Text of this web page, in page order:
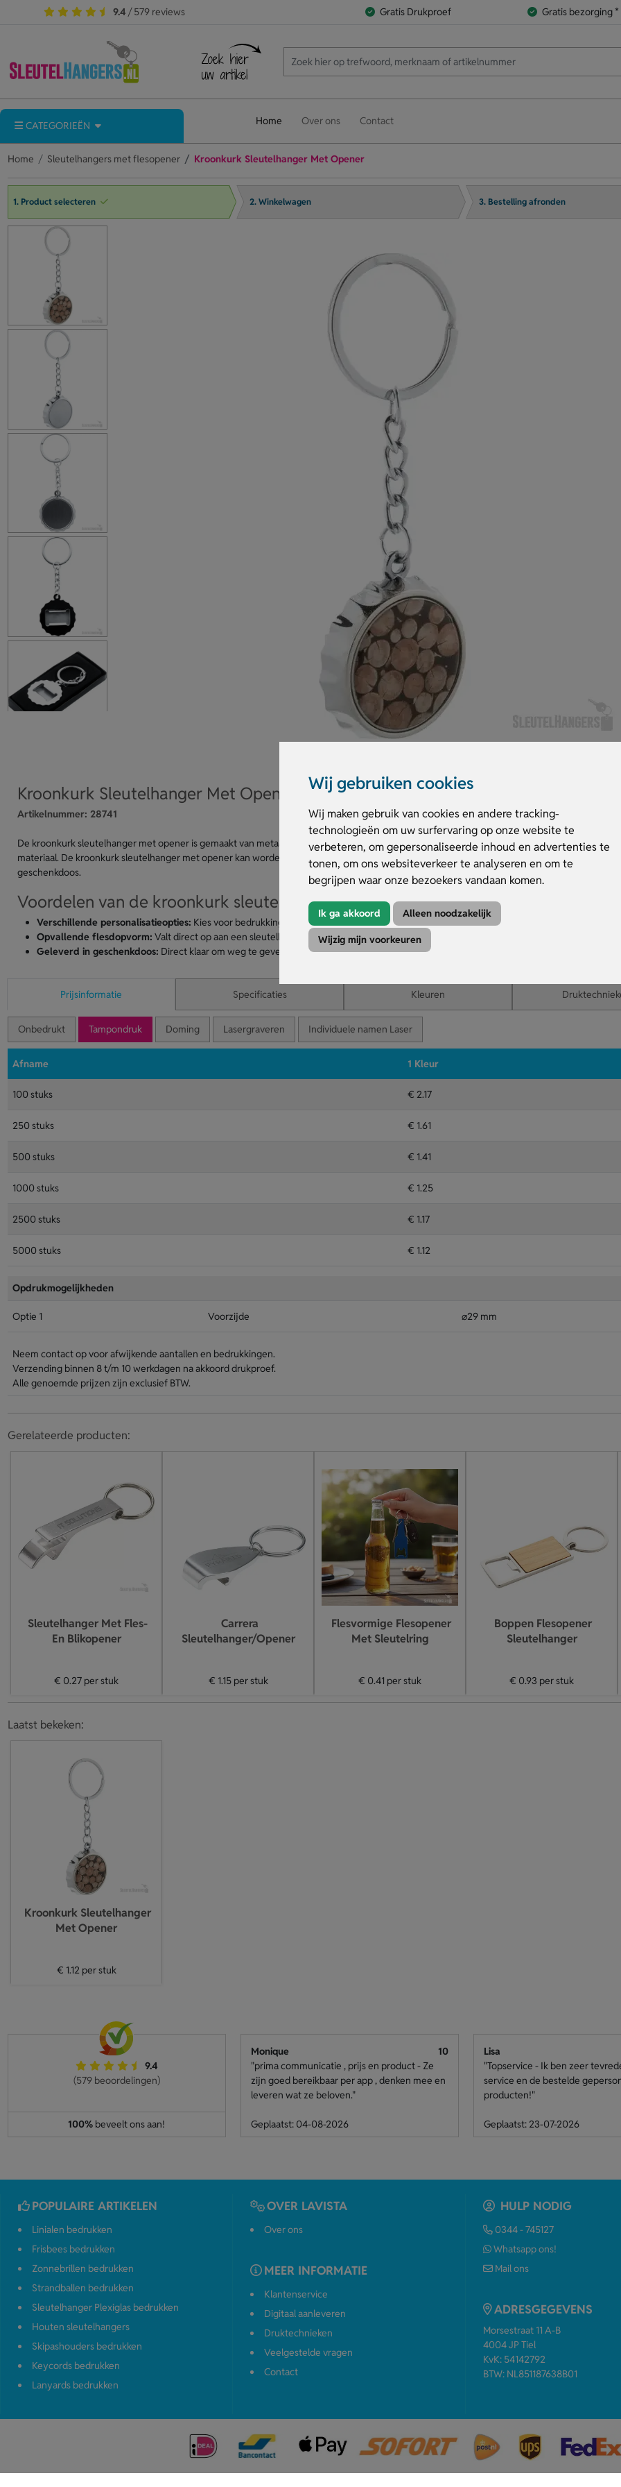
Wij gebruiken cookies
Wij maken gebruik van cookies en andere tracking-
technologieën om uw surfervaring op onze website te
verbeteren, om gepersonaliseerde inhoud en advertenties te
tonen, om ons websiteverkeer te analyseren en om te
begrijpen waar onze bezoekers vandaan komen.
Ik ga akkoord Alleen noodzakelijk
Wijzig mijn voorkeuren
9.4 / 579 reviews Gratis Drukproef Gratis bezorging *
CATEGORIEËN Home Over ons Contact
Home Sleutelhangers met flesopener Kroonkurk Sleutelhanger Met Opener
1. Product selecteren 2. Winkelwagen 3. Bestelling afronden
Kroonkurk Sleutelhanger Met Opener
Artikelnummer: 28741
De kroonkurk sleutelhanger met opener is gemaakt van metaal. De flesdop bevat een geïntegreerde flesopener. Hij is uitgevoerd in
materiaal. De kroonkurk sleutelhanger met opener kan worden bedrukt, gegraveerd of voorzien van doming. Wordt geleverd in een zwarte
geschenkdoos.
Voordelen van de kroonkurk sleutelhanger met opener
Verschillende personalisatieopties: Kies voor bedrukking, gravure of doming met jouw ontwerp.
Opvallende flesdopvorm: Valt direct op aan een sleutelbos of bij een give-away.
Geleverd in geschenkdoos: Direct klaar om weg te geven aan klanten of relaties.
Prijsinformatie Specificaties Kleuren
Onbedrukt Tampondruk Doming Lasergraveren Individuele namen Laser
Afname 1 Kleur
100 stuks € 2.17
250 stuks € 1.61
500 stuks € 1.41
1000 stuks € 1.25
2500 stuks € 1.17
5000 stuks € 1.12
Opdrukmogelijkheden
Optie 1 Voorzijde ⌀29 mm
Neem contact op voor afwijkende aantallen en bedrukkingen.
Verzending binnen 8 t/m 10 werkdagen na akkoord drukproef.
Alle genoemde prijzen zijn exclusief BTW.
Gerelateerde producten:
Sleutelhanger Met Fles-
En Blikopener
€ 0.27 per stuk
Carrera
Sleutelhanger/Opener
€ 1.15per stuk
Flesvormige Flesopener
Met Sleutelring
€ 0.41 per stuk
Boppen Flesopener
Sleutelhanger
€ 0.93 per stuk
Laatst bekeken:
Kroonkurk Sleutelhanger
Met Opener
€ 1.12per stuk
9.4
(579 beoordelingen)
100% beveelt ons aan!
Monique
10
"prima communicatie , prijs en product - Ze
zijn goed bereikbaar per app , denken mee en
leveren wat ze beloven."
Geplaatst: 04-08-2026
Lisa
"Topservice - Ik ben zeer
service en de bestelde
producten!"
Geplaatst: 23-07-2026
POPULAIRE ARTIKELEN
Linialen bedrukken
Frisbees bedrukken
Zonnebrillen bedrukken
Strandballen bedrukken
Sleutelhanger Plexiglas bedrukken
Houten sleutelhangers
Skipashouders bedrukken
Keycords bedrukken
Lanyards bedrukken
OVER LAVISTA
Over ons
MEER INFORMATIE
Klantenservice
Digitaal aanleveren
Druktechnieken
Veelgestelde vragen
Contact
HULP NODIG
0344 - 745127
Whatsapp ons!
Mail ons
ADRESGEGEVENS
Morsestraat 11 A-B
4004 JP Tiel
KvK: 54142792
BTW: NL851187638B01